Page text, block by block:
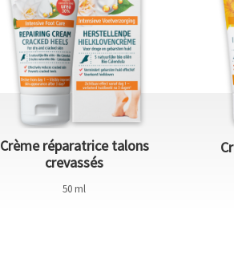
Crème réparatrice talons
crevassés
50 ml